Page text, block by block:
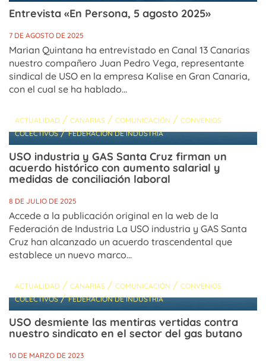
Entrevista «En Persona, 5 agosto 2025»
7 DE AGOSTO DE 2025
Marian Quintana ha entrevistado en Canal 13 Canarias
nuestro compañero Juan Pedro Vega, representante
sindical de USO en la empresa Kalise en Gran Canaria,
con el cual se ha hablado...
ACTUALIDAD / CANARIAS / COMUNICACIÓN / CONVENIOS
COLECTIVOS/FEDERACIÓN DE INDUSTRIA
USO​ industria y GAS Santa Cruz firman un
acuerdo histórico con aumento salarial y
medidas de conciliación laboral
8 DE JULIO DE 2025
Accede a la publicación original en la web de la
Federación de Industria La USO industria y GAS Santa
Cruz han alcanzado un acuerdo trascendental que
establece un nuevo marco...
ACTUALIDAD / CANARIAS / COMUNICACIÓN / CONVENIOS
COLECTIVOS/FEDERACIÓN DE INDUSTRIA
USO desmiente las mentiras vertidas contra
nuestro sindicato en el sector del gas butano
10 DE MARZO DE 2023